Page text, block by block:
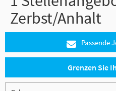
Zerbst/Anhalt
Passende
Grenzen Sie